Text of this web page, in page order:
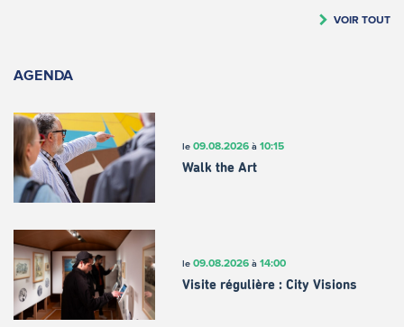
VOIR TOUT
AGENDA
le 09.08.2026à 10:15
Walk the Art
le 09.08.2026à 14:00
Visite régulière : City Visions